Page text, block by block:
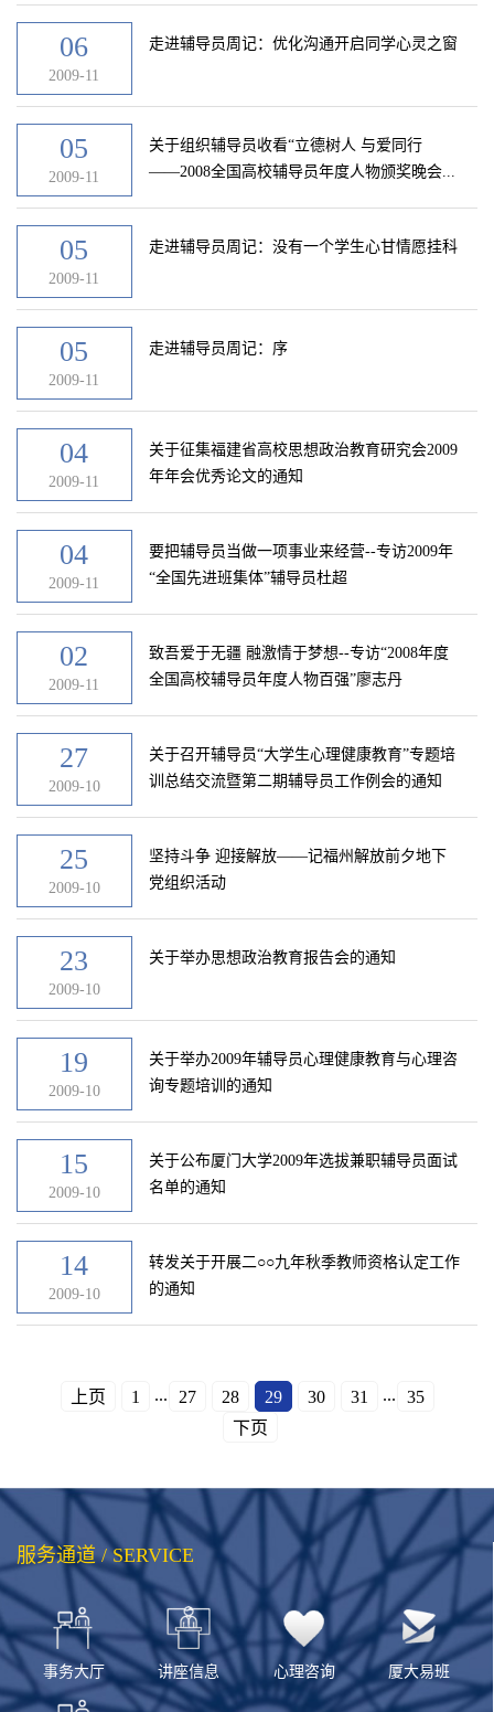
06
2009-11
走进辅导员周记：优化沟通开启同学心灵之窗
05
2009-11
关于组织辅导员收看“立德树人 与爱同行
――2008全国高校辅导员年度人物颁奖晚会...
05
2009-11
走进辅导员周记：没有一个学生心甘情愿挂科
05
2009-11
走进辅导员周记：序
04
2009-11
关于征集福建省高校思想政治教育研究会2009
年年会优秀论文的通知
04
2009-11
要把辅导员当做一项事业来经营--专访2009年
“全国先进班集体”辅导员杜超
02
2009-11
致吾爱于无疆 融激情于梦想--专访“2008年度
全国高校辅导员年度人物百强”廖志丹
27
2009-10
关于召开辅导员“大学生心理健康教育”专题培
训总结交流暨第二期辅导员工作例会的通知
25
2009-10
坚持斗争 迎接解放――记福州解放前夕地下
党组织活动
23
2009-10
关于举办思想政治教育报告会的通知
19
2009-10
关于举办2009年辅导员心理健康教育与心理咨
询专题培训的通知
15
2009-10
关于公布厦门大学2009年选拔兼职辅导员面试
名单的通知
14
2009-10
转发关于开展二○○九年秋季教师资格认定工作
的通知
上页 1 ... 27 28 29 30 31 ...
35
下页
服务通道 / SERVICE
事务大厅 讲座信息 心理咨询 厦大易班